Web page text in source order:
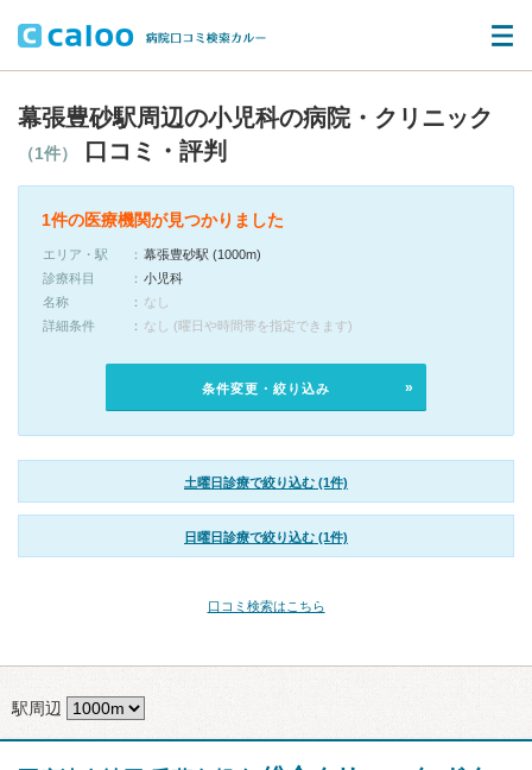
幕張豊砂駅周辺の小児科の病院・クリニック
（1件） 口コミ・評判
1件の医療機関が見つかりました
エリア・駅
幕張豊砂駅 (1000m)
診療科目
小児科
名称
なし
詳細条件
なし (曜日や時間帯を指定できます)
条件変更・絞り込み
土曜日診療で絞り込む (1件)
日曜日診療で絞り込む (1件)
口コミ検索はこちら
駅周辺